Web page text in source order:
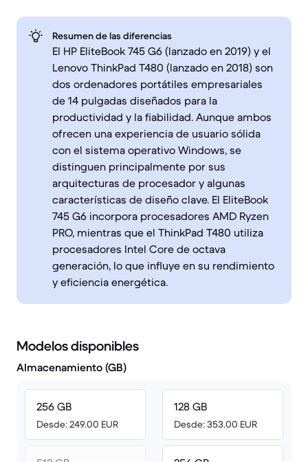
Resumen de las diferencias
El HP EliteBook 745 G6 (lanzado en 2019) y el
Lenovo ThinkPad T480 (lanzado en 2018) son
dos ordenadores portátiles empresariales
de 14 pulgadas diseñados para la
productividad y la fiabilidad. Aunque ambos
ofrecen una experiencia de usuario sólida
con el sistema operativo Windows, se
distinguen principalmente por sus
arquitecturas de procesador y algunas
características de diseño clave. El EliteBook
745 G6 incorpora procesadores AMD Ryzen
PRO, mientras que el ThinkPad T480 utiliza
procesadores Intel Core de octava
generación, lo que influye en su rendimiento
y eficiencia energética.
Modelos disponibles
Almacenamiento (GB)
256 GB
Desde: 249.00 EUR
128 GB
Desde: 353.00 EUR